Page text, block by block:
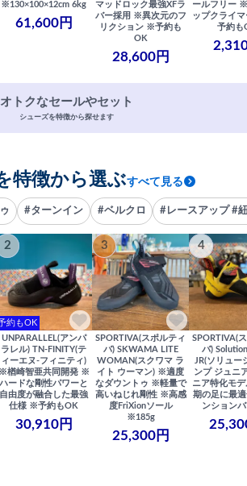
※130×100×12cm 6kg
61,600円
マッドロック最強XFラ
バー採用 ※異次元のフ
リクション ※予約も
OK
28,600円
ールフリー
ップクライ
予約も
オトクなセールやセット
シューズを特徴から探せます
特徴から選ぶすべて見る
#ターンイン #ベルクロ #レースアップ #
2
約もOK
UNPARALLEL(アンパ
ラレル) TN-FINITY(テ
ィーエヌ-フィニティ)
※楢崎智亜共同開発 ※
ハードな剛性パワーと
自由度が融合した最強
仕様 ※予約もOK
30,910円
3
SPORTIVA(スポルティ
バ) SKWAMA LITE
WOMAN(スクワマ ラ
イト ウーマン) ※適度
なダウントゥ ※軽量で
高いねじれ剛性 ※高感
度FriXionソール
※185g
25,300円
4
SPORTIVA(
バ)
JR(ソリュー
ンプ ジュニ
ニア特化モ
期の足に最
ンション